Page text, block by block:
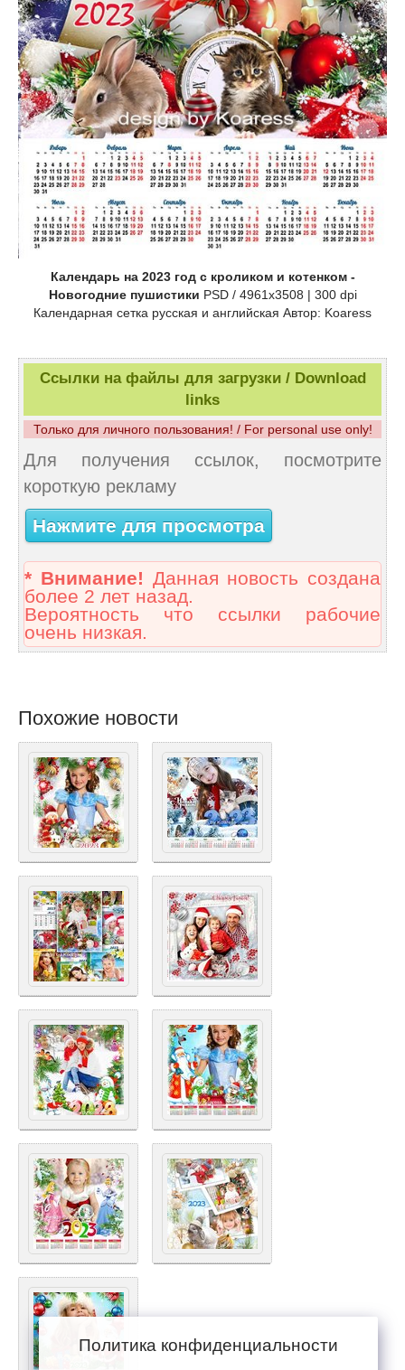
Календарь на 2023 год с кроликом и котенком -
Новогодние пушистики PSD / 4961x3508 | 300 dpi
Календарная сетка русская и английская Автор: Koaress
Ссылки на файлы для загрузки / Download
links
Только для личного пользования! / For personal use only!
Для получения ссылок, посмотрите
короткую рекламу
Нажмите для просмотра
* Внимание! Данная новость создана
более 2 лет назад.
Вероятность что ссылки рабочие
очень низкая.
Похожие новости
Политика конфиденциальности